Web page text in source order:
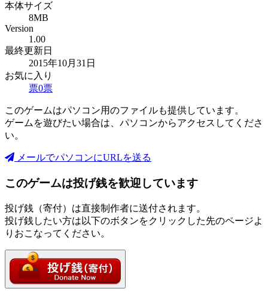
本体サイズ
8MB
Version
1.00
最終更新日
2015年10月31日
お気に入り
票0票
このゲームはパソコン用のファイルも提供しています。
ゲームを遊びたい場合は、パソコンからアクセスしてくださ
い。
メールでパソコンにURLを送る
このゲームは投げ銭を歓迎しています
投げ銭（寄付）は直接制作者に送付されます。
投げ銭したい方は以下のボタンをクリックした先のページよ
りおこなってください。